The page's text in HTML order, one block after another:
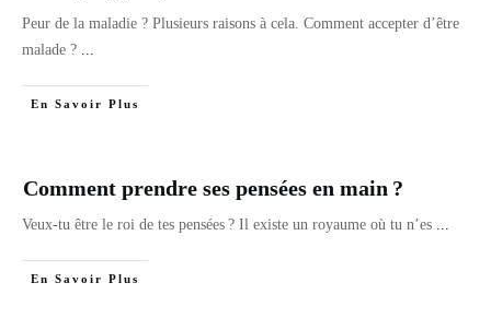
Peur de la maladie ? Plusieurs raisons à cela. Comment accepter d’être
malade ?
En Savoir Plus
Comment prendre ses pensées en main ?
Veux-tu être le roi de tes pensées ? Il existe un royaume où tu n’es
En Savoir Plus